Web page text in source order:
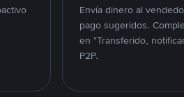
Envía dinero al
pago sugeridos.
en "Transferido,
P2P.